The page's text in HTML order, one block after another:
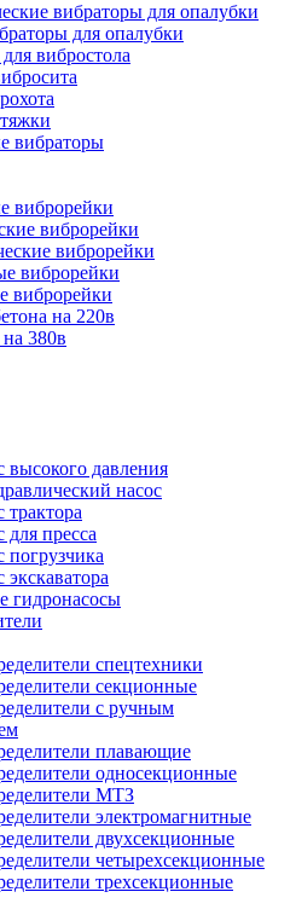
вибраторы для опалубки
для опалубки
вибростола
вибраторы
виброрейки
виброрейки
виброрейки
виброрейки
виброрейки
на 220в
380в
высокого давления
насос
трактора
для пресса
погрузчика
экскаватора
гидронасосы
спецтехники
секционные
с ручным
плавающие
односекционные
МТЗ
электромагнитные
двухсекционные
четырехсекционные
трехсекционные